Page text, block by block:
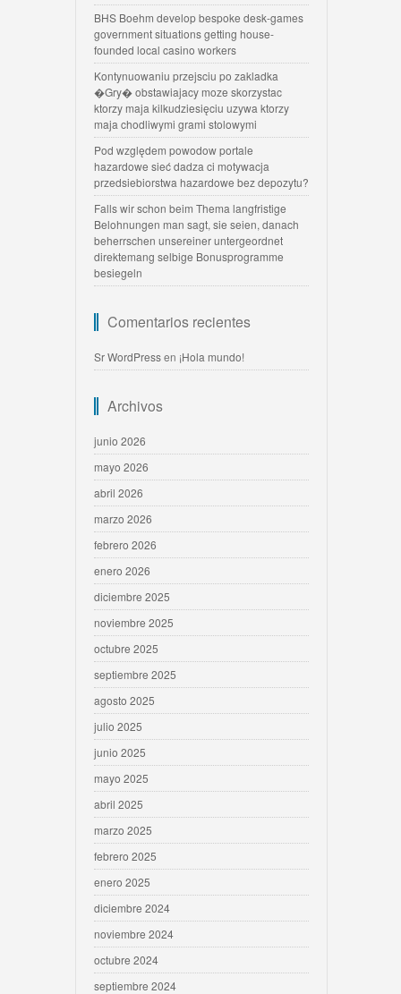
BHS Boehm develop bespoke desk-games
government situations getting house-
founded local casino workers
Kontynuowaniu przejsciu po zakladka
�Gry� obstawiajacy moze skorzystac
ktorzy maja kilkudziesięciu uzywa ktorzy
maja chodliwymi grami stolowymi
Pod względem powodow portale
hazardowe sieć dadza ci motywacja
przedsiebiorstwa hazardowe bez depozytu?
Falls wir schon beim Thema langfristige
Belohnungen man sagt, sie seien, danach
beherrschen unsereiner untergeordnet
direktemang selbige Bonusprogramme
besiegeln
Comentarios recientes
Sr WordPressen ¡Hola mundo!
Archivos
junio 2026
mayo 2026
abril 2026
marzo 2026
febrero 2026
enero 2026
diciembre 2025
noviembre 2025
octubre 2025
septiembre 2025
agosto 2025
julio 2025
junio 2025
mayo 2025
abril 2025
marzo 2025
febrero 2025
enero 2025
diciembre 2024
noviembre 2024
octubre 2024
septiembre 2024